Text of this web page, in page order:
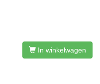
In winkelwagen